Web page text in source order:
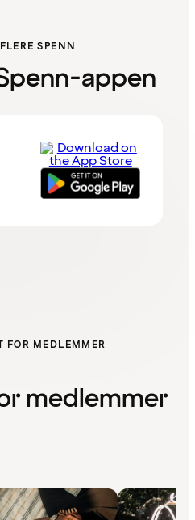
SPENN
appen
FOR MEDLEMMER
medlemmer